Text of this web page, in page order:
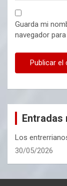
Guarda mi
navegador
Entradas
Los
30/05/2026